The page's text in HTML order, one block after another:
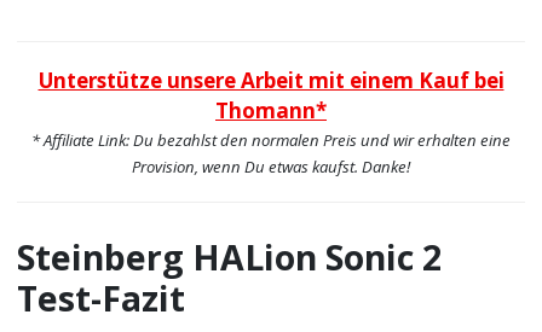
Unterstütze unsere Arbeit mit einem Kauf bei
Thomann*
* Affiliate Link: Du bezahlst den normalen Preis und wir erhalten eine
Provision, wenn Du etwas kaufst. Danke!
Steinberg HALion Sonic 2
Test-Fazit